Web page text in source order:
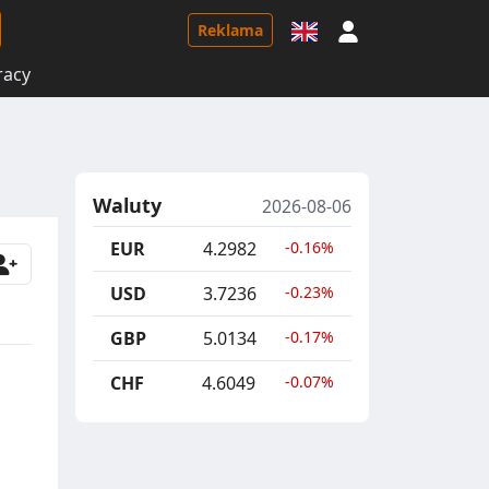
Reklama
Waluty
2026-08-06
EUR
4.2982 -0.16%
USD 3.7236 -0.23%
GBP 5.0134 -0.17%
CHF 4.6049 -0.07%